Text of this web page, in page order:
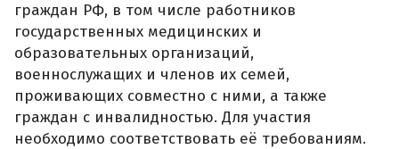
граждан РФ, в том числе работников
государственных медицинских и
образовательных организаций,
военнослужащих и членов их семей,
проживающих совместно с ними, а также
граждан с инвалидностью. Для участия
необходимо соответствовать её требованиям.